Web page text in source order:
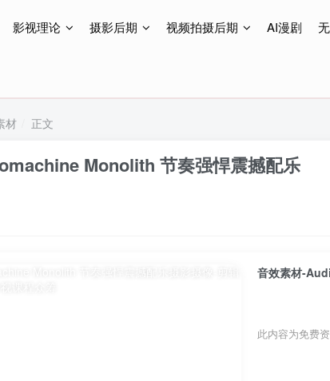
影视理论 摄影后期 视频拍摄后期 AI漫剧
站所有内容都可观看，终身免费更新
材 正文
Monolith 节奏强悍震撼配乐
音效素材-
此内容为免费